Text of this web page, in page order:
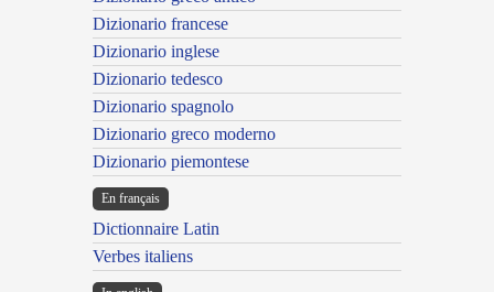
Dizionario francese
Dizionario inglese
Dizionario tedesco
Dizionario spagnolo
Dizionario greco moderno
Dizionario piemontese
En français
Dictionnaire Latin
Verbes italiens